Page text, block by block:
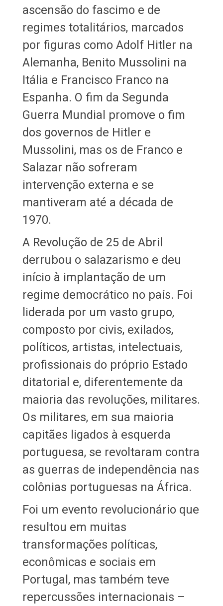
ascensão do fascimo e de
regimes totalitários, marcados
por figuras como Adolf Hitler na
Alemanha, Benito Mussolini na
Itália e Francisco Franco na
Espanha. O fim da Segunda
Guerra Mundial promove o fim
dos governos de Hitler e
Mussolini, mas os de Franco e
Salazar não sofreram
intervenção externa e se
mantiveram até a década de
1970.
A Revolução de 25 de Abril
derrubou o salazarismo e deu
início à implantação de um
regime democrático no país. Foi
liderada por um vasto grupo,
composto por civis, exilados,
políticos, artistas, intelectuais,
profissionais do próprio Estado
ditatorial e, diferentemente da
maioria das revoluções, militares.
Os militares, em sua maioria
capitães ligados à esquerda
portuguesa, se revoltaram contra
as guerras de independência nas
colônias portuguesas na África.
Foi um evento revolucionário que
resultou em muitas
transformações políticas,
econômicas e sociais em
Portugal, mas também teve
repercussões internacionais –